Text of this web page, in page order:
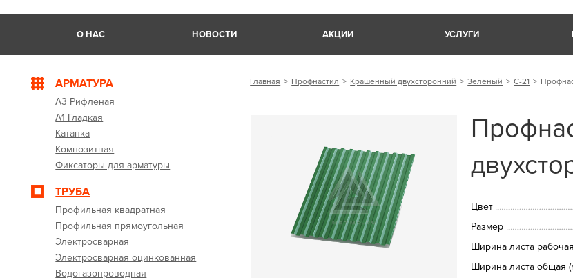
О НАС НОВОСТИ АКЦИИ УСЛУГИ
АРМАТУРА
А3 Рифленая
А1 Гладкая
Катанка
Композитная
Фиксаторы для арматуры
ТРУБА
Профильная квадратная
Профильная прямоугольная
Электросварная
Электросварная оцинкованная
Водогазопроводная
Главная Профнастил Крашенный двухсторонний Зелёный С-21
Цвет
Размер
Ширина листа
Ширина листа общая